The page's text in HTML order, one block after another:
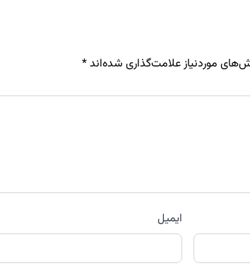
موردنیاز علامت‌گذاری شده‌اند*
ایمیل